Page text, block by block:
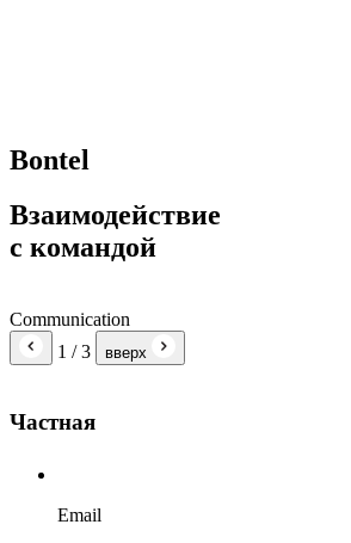
Bontel
Взаимодействие
с командой
Communication
1 / 3 вверх
Частная
Email